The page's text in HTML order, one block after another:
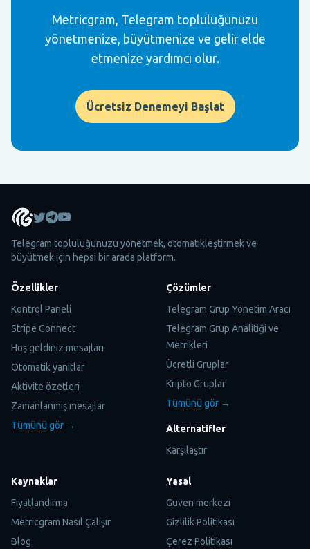
Metricgram, Telegram topluluğunuzu
yönetmenize, büyütmenize ve gelir elde
etmenize yardımcı olur.
Ücretsiz Denemeyi Başlat
Telegram topluluğunuzu yönetmek, otomatikleştirmek ve
büyütmek için hepsi bir arada platform.
Özellikler
Kontrol Paneli
Stripe Connect
Hoş geldiniz mesajları
Otomatik yanıtlar
Aktivite özetleri
Zamanlanmış mesajlar
Tümünü gör →
Çözümler
Telegram Grup Yönetim Aracı
Telegram Grup Analitiği ve
Metrikleri
Ücretli Gruplar
Kripto Gruplar
Tümünü gör →
Alternatifler
Karşılaştır
Kaynaklar
Fiyatlandırma
Metricgram Nasıl Çalışır
Blog
Yasal
Güven merkezi
Gizlilik Politikası
Çerez Politikası